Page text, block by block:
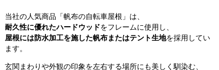
当社の人気商品「帆布の自転車屋根」は、
耐久性に優れたハードウッドをフレームに使用し、
屋根には防水加工を施した帆布またはテント生地を採用してい
ます。
玄関まわりや外観の印象を左右する場所にも美しく馴染む、